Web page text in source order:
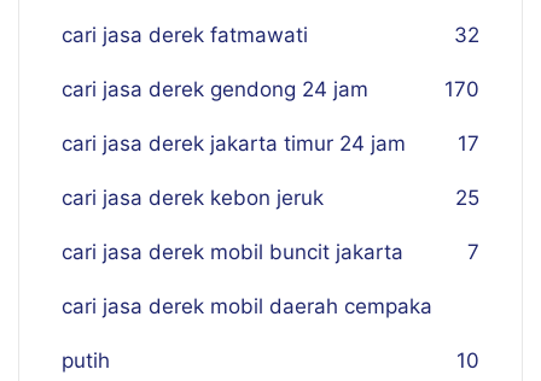
cari jasa derek fatmawati 32
cari jasa derek gendong 24 jam 170
cari jasa derek jakarta timur 24 jam 17
cari jasa derek kebon jeruk 25
cari jasa derek mobil buncit jakarta 7
cari jasa derek mobil daerah cempaka
putih 10